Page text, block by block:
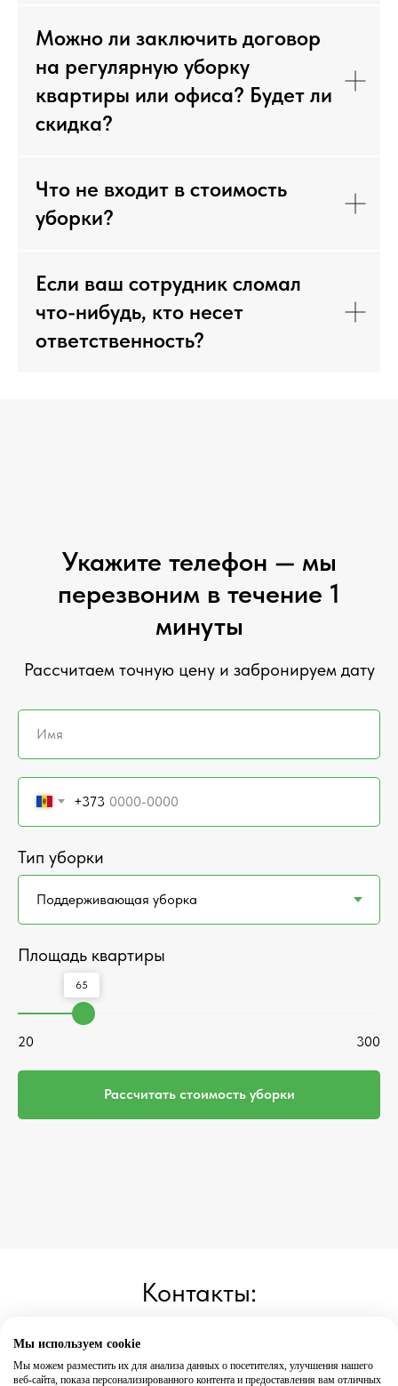
Можно ли заключить договор
на регулярную уборку
квартиры или офиса? Будет ли
скидка?
Что не входит в стоимость
уборки?
Если ваш сотрудник сломал
что-нибудь, кто несет
ответственность?
Укажите телефон — мы
перезвоним в течение 1
минуты
Рассчитаем точную цену и забронируем дату
+373
Тип уборки
Площадь квартиры
65
20 300
Рассчитать стоимость уборки
Контакты:
0790 222 77
Мы используем cookie
Мы можем разместить их для анализа данных о посетителях, улучшения нашего
веб-сайта, показа персонализированного контента и предоставления вам отличных